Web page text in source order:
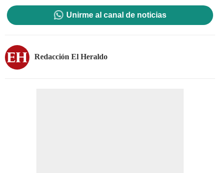
Unirme al canal de noticias
Redacción El Heraldo